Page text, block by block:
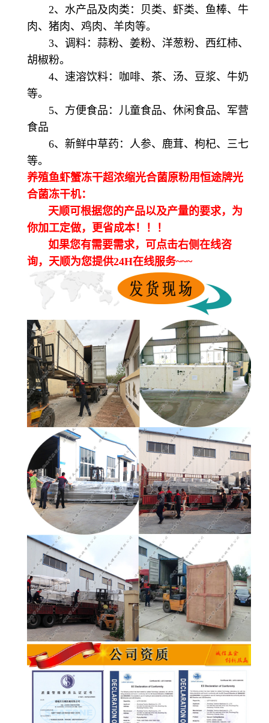
2、水产品及肉类：贝类、虾类、鱼棒、牛
肉、猪肉、鸡肉、羊肉等。
3、调料：蒜粉、姜粉、洋葱粉、西红柿、
胡椒粉。
4、速溶饮料：咖啡、茶、汤、豆浆、牛奶
等。
5、方便食品：儿童食品、休闲食品、军营
食品
6、新鲜中草药：人参、鹿茸、枸杞、三七
等。
养殖鱼虾蟹冻干超浓缩光合菌原粉用恒途牌光
合菌冻干机：
天顺可根据您的产品以及产量的要求，为
你加工定做，更省成本！！！
如果您有需要需求，可点击右侧在线咨
询，天顺为您提供24H在线服务~~~